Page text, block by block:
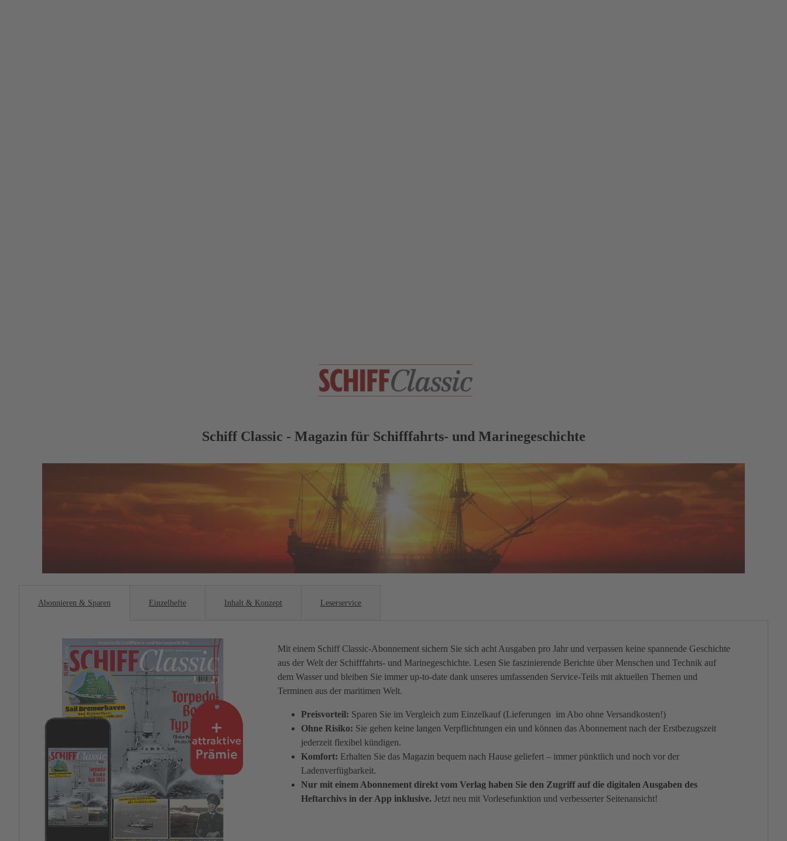
Schiff Classic - Magazin für Schifffahrts- und Marinegeschichte
Abonnieren & Sparen Einzelhefte Inhalt & Konzept Leserservice
Mit einem Schiff Classic-Abonnement sichern Sie sich acht Ausgaben pro Jahr und verpassen keine spannende Geschichte
aus der Welt der Schifffahrts- und Marinegeschichte. Lesen Sie faszinierende Berichte über Menschen und Technik auf
dem Wasser und bleiben Sie immer up-to-date dank unseres umfassenden Service-Teils mit aktuellen Themen und
Terminen aus der maritimen Welt.
Preisvorteil: Sparen Sie im Vergleich zum Einzelkauf (Lieferungen im Abo ohne Versandkosten!)
Ohne Risiko: Sie gehen keine langen Verpflichtungen ein und können das Abonnement nach der Erstbezugszeit
jederzeit flexibel kündigen.
Komfort: Erhalten Sie das Magazin bequem nach Hause geliefert – immer pünktlich und noch vor der
Ladenverfügbarkeit.
Nur mit einem Abonnement direkt vom Verlag haben Sie den Zugriff auf die digitalen Ausgaben des
Heftarchivs in der App inklusive. Jetzt neu mit Vorlesefunktion und verbesserter Seitenansicht!